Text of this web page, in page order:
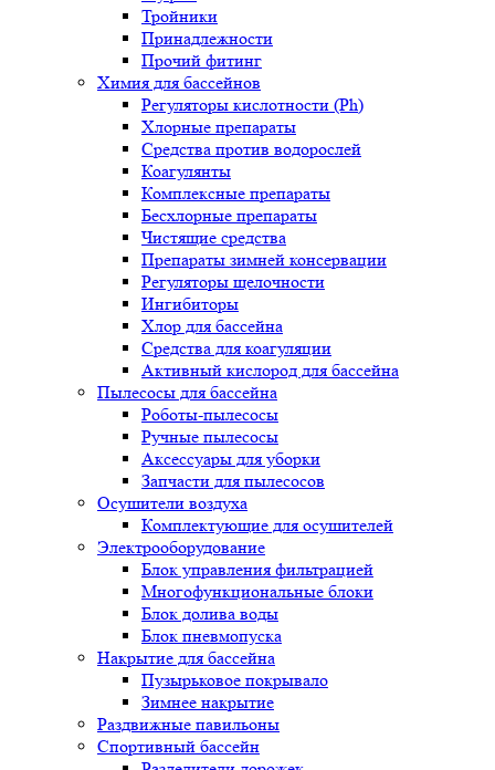
Тройники
Принадлежности
Прочий фитинг
Химия для бассейнов
Регуляторы кислотности (Ph)
Хлорные препараты
Средства против водорослей
Коагулянты
Комплексные препараты
Бесхлорные препараты
Чистящие средства
Препараты зимней консервации
Регуляторы щелочности
Ингибиторы
Хлор для бассейна
Средства для коагуляции
Активный кислород для бассейна
Пылесосы для бассейна
Роботы-пылесосы
Ручные пылесосы
Аксессуары для уборки
Запчасти для пылесосов
Осушители воздуха
Комплектующие для осушителей
Электрооборудование
Блок управления фильтрацией
Многофункциональные блоки
Блок долива воды
Блок пневмопуска
Накрытие для бассейна
Пузырьковое покрывало
Зимнее накрытие
Раздвижные павильоны
Спортивный бассейн